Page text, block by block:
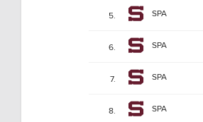
5. SPA
6. SPA
7. SPA
8. SPA